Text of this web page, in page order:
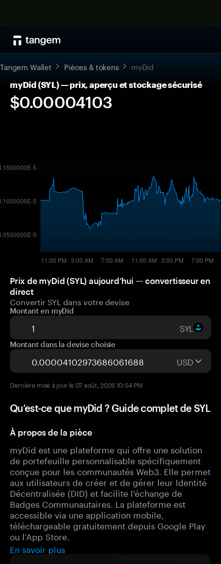
Tangem Wallet Pièces & tokens myDid
myDid (SYL) — prix, aperçu et stockage sécurisé
$0.00004103
Prix de myDid (SYL) aujourd’hui — convertisseur en
direct
Convertir SYL dans votre devise
Montant en myDid
SYL
Montant dans la devise choisie
USD
Dernière mise à jour le 07 août, 2026 10:54 PM
Qu’est-ce que myDid ? Guide complet de SYL
À propos de la pièce
myDid est une plateforme qui offre une solution
de portefeuille personnalisable spécifiquement
conçue pour les communautés Web3. Elle permet
aux utilisateurs de créer et de gérer leur Identité
Décentralisée (DID) et facilite l'échange de
Badges Communautaires. La plateforme est
accessible via une application mobile,
téléchargeable gratuitement depuis Google Play
ou l'App Store.
En savoir plus